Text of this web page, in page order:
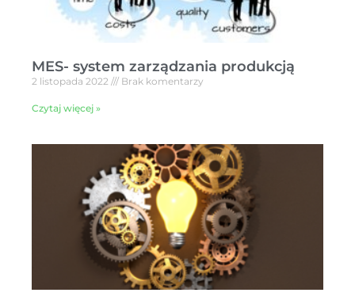
MES- system zarządzania produkcją
2 listopada 2022 Brak komentarzy
Czytaj więcej »